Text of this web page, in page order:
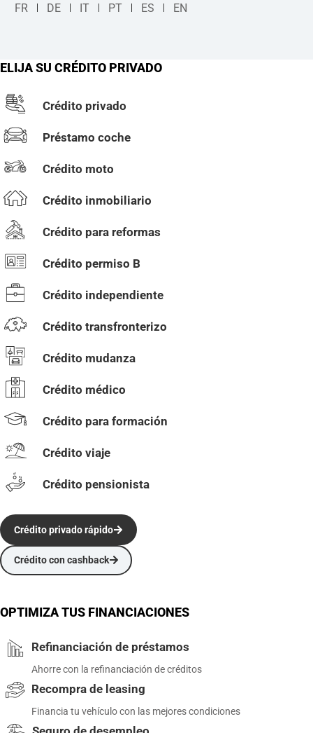
FR
DE IT PT ES EN
ELIJA SU CRÉDITO PRIVADO
Crédito privado
Préstamo coche
Crédito moto
Crédito inmobiliario
Crédito para reformas
Crédito permiso B
Crédito independiente
Crédito transfronterizo
Crédito mudanza
Crédito médico
Crédito para formación
Crédito viaje
Crédito pensionista
Crédito con cashback
Crédito privado rápido
OPTIMIZA TUS FINANCIACIONES
Refinanciación de préstamos
Ahorre con la refinanciación de créditos
Recompra de leasing
Financia tu vehículo con las mejores condiciones